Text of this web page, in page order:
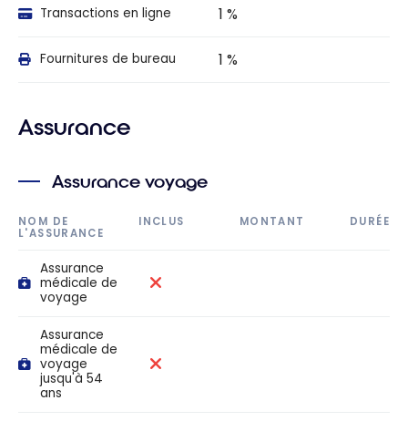
Transactions en ligne 1 %
Fournitures de bureau 1 %
Assurance
Assurance voyage
NOM DE
L'ASSURANCE
INCLUS MONTANT DURÉE
Assurance
médicale de
voyage
Assurance
médicale de
voyage
jusqu'à 54
ans